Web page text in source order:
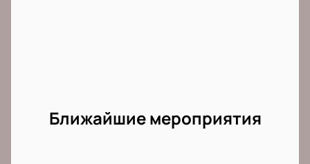
Ближайшие мероприятия